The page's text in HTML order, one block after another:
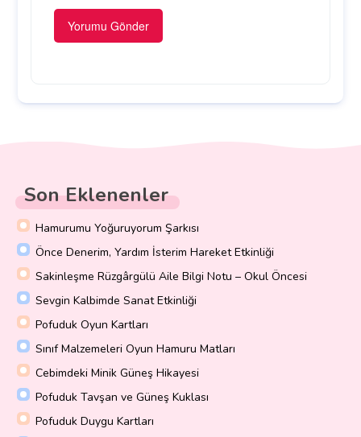
Son Eklenenler
Hamurumu Yoğuruyorum Şarkısı
Önce Denerim, Yardım İsterim Hareket Etkinliği
Sakinleşme Rüzgârgülü Aile Bilgi Notu – Okul Öncesi
Sevgin Kalbimde Sanat Etkinliği
Pofuduk Oyun Kartları
Sınıf Malzemeleri Oyun Hamuru Matları
Cebimdeki Minik Güneş Hikayesi
Pofuduk Tavşan ve Güneş Kuklası
Pofuduk Duygu Kartları